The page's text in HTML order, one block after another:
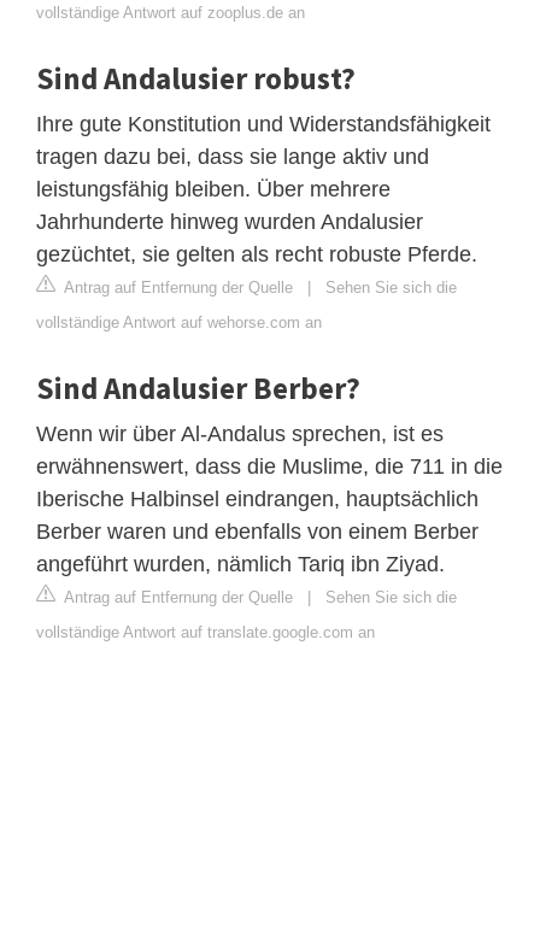
vollständige Antwort auf zooplus.de an
Sind Andalusier robust?
Ihre gute Konstitution und Widerstandsfähigkeit
tragen dazu bei, dass sie lange aktiv und
leistungsfähig bleiben. Über mehrere
Jahrhunderte hinweg wurden Andalusier
gezüchtet, sie gelten als recht robuste Pferde.
Antrag auf Entfernung der Quelle | Sehen Sie sich die
vollständige Antwort auf wehorse.com an
Sind Andalusier Berber?
Wenn wir über Al-Andalus sprechen, ist es
erwähnenswert, dass die Muslime, die 711 in die
Iberische Halbinsel eindrangen, hauptsächlich
Berber waren und ebenfalls von einem Berber
angeführt wurden, nämlich Tariq ibn Ziyad.
Antrag auf Entfernung der Quelle | Sehen Sie sich die
vollständige Antwort auf translate.google.com an